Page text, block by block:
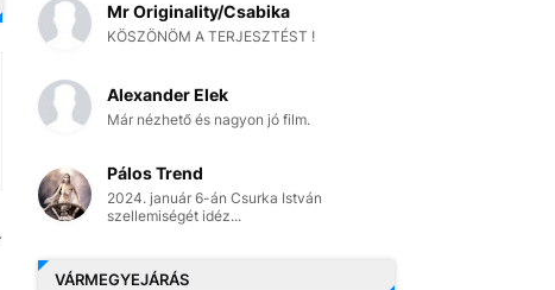
Mr Originality/Csabika
KÖSZÖNÖM A TERJESZTÉST !
Alexander Elek
Már nézhető és nagyon jó film.
Pálos Trend
2024. január 6-án Csurka István
szellemiségét idéz...
VÁRMEGYEJÁRÁS